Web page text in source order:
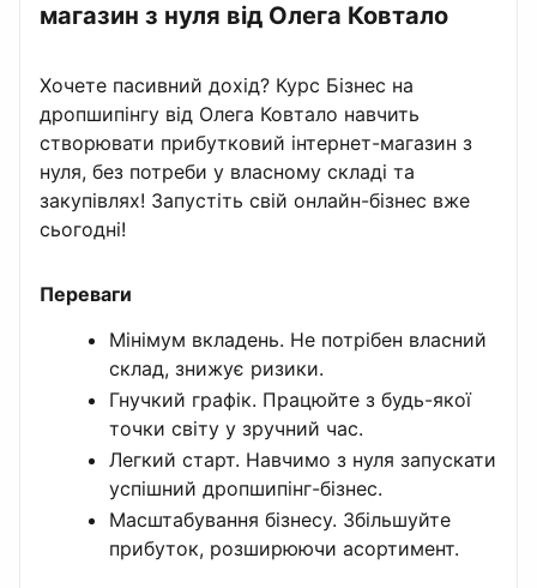
магазин з нуля від Олега Ковтало
Хочете пасивний дохід? Курс Бізнес на
дропшипінгу від Олега Ковтало навчить
створювати прибутковий інтернет-магазин з
нуля, без потреби у власному складі та
закупівлях! Запустіть свій онлайн-бізнес вже
сьогодні!
Переваги
Мінімум вкладень. Не потрібен власний
склад, знижує ризики.
Гнучкий графік. Працюйте з будь-якої
точки світу у зручний час.
Легкий старт. Навчимо з нуля запускати
успішний дропшипінг-бізнес.
Масштабування бізнесу. Збільшуйте
прибуток, розширюючи асортимент.